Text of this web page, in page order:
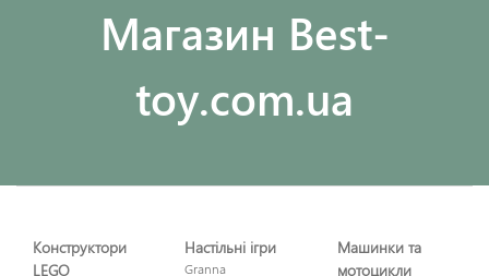
Maгазин Best-
toy.com.ua
Конструктори
LEGO
Настільні ігри
Granna
Машинки та
мотоцикли